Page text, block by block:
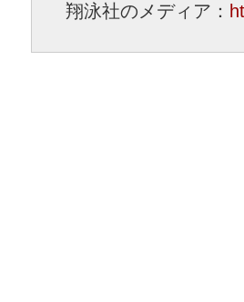
翔泳社のメディア：